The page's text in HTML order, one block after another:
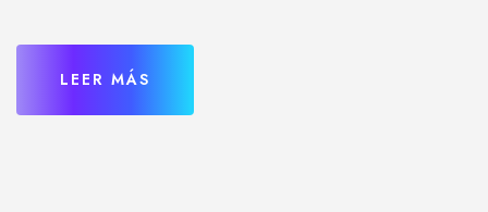
LEER MÁS